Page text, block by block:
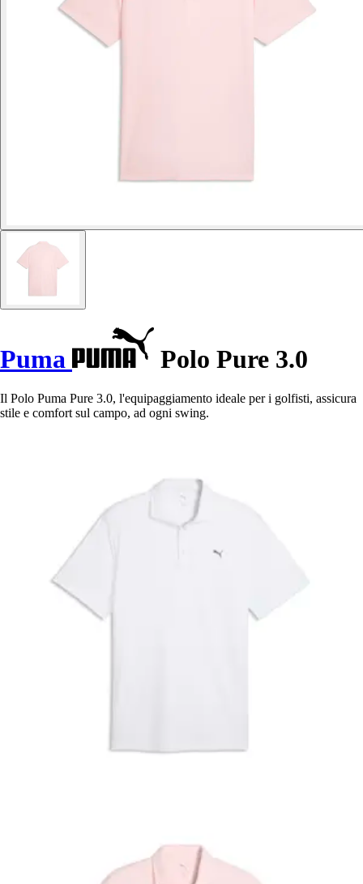
Puma Polo Pure 3.0
Il Polo Puma Pure 3.0, l'equipaggiamento ideale per i golfisti, assicura
stile e comfort sul campo, ad ogni swing.